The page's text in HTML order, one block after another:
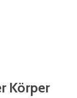
Körper